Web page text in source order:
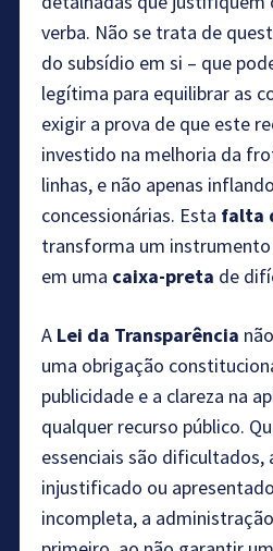
verba. Não se trata de
do subsídio em si – que
legítima para equilibrar as
exigir a prova de que este
investido na melhoria da
linhas, e não apenas
concessionárias. Esta falta
transforma um
em uma caixa-preta de
A Lei da Transparência
uma obrigação
publicidade e a clareza na
qualquer recurso público.
essenciais são dificultados,
injustificado ou
incompleta, a